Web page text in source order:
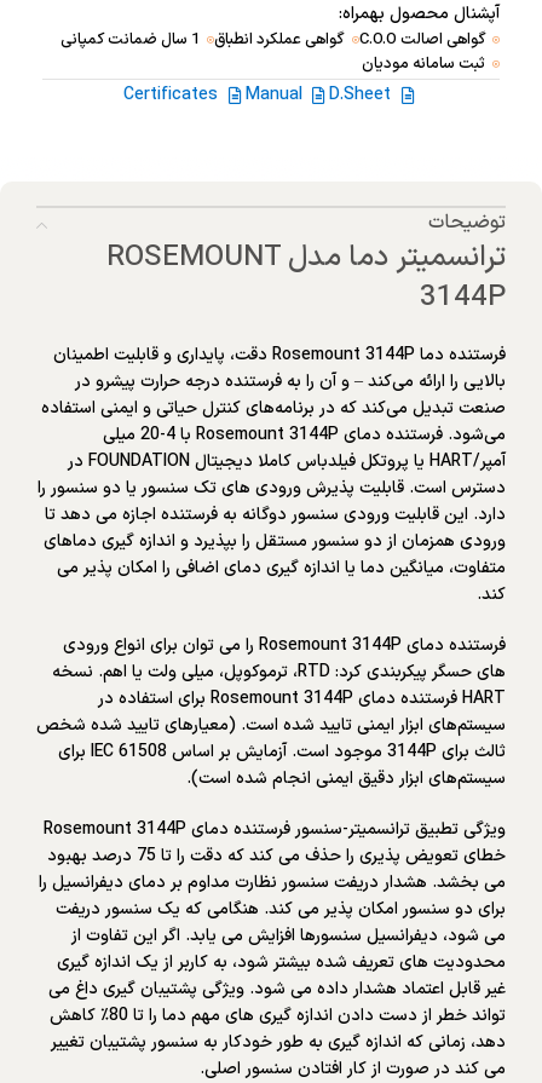
آپشنال محصول بهمراه:
گواهی اصالت C.O.O گواهی عملکرد انطباق
1 سال ضمانت کمپانی
ثبت سامانه مودیان
D.Sheet
Manual
Certificates
توضیحات
ترانسمیتر دما مدل ROSEMOUNT
3144P
فرستنده دما Rosemount 3144P دقت، پایداری و قابلیت اطمینان
بالایی را ارائه می‌کند – و آن را به فرستنده درجه حرارت پیشرو در
صنعت تبدیل می‌کند که در برنامه‌های کنترل حیاتی و ایمنی استفاده
می‌شود. فرستنده دمای Rosemount 3144P با 4-20 میلی
آمپر/HART یا پروتکل فیلدباس کاملا دیجیتال FOUNDATION در
دسترس است. قابلیت پذیرش ورودی های تک سنسور یا دو سنسور را
دارد. این قابلیت ورودی سنسور دوگانه به فرستنده اجازه می دهد تا
ورودی همزمان از دو سنسور مستقل را بپذیرد و اندازه گیری دماهای
متفاوت، میانگین دما یا اندازه گیری دمای اضافی را امکان پذیر می
کند.
فرستنده دمای Rosemount 3144P را می توان برای انواع ورودی
های حسگر پیکربندی کرد: RTD، ترموکوپل، میلی ولت یا اهم. نسخه
HART فرستنده دمای Rosemount 3144P برای استفاده در
سیستم‌های ابزار ایمنی تایید شده است. (معیارهای تایید شده شخص
ثالث برای 3144P موجود است. آزمایش بر اساس IEC 61508 برای
سیستم‌های ابزار دقیق ایمنی انجام شده است).
ویژگی تطبیق ترانسمیتر-سنسور فرستنده دمای Rosemount 3144P
خطای تعویض پذیری را حذف می کند که دقت را تا 75 درصد بهبود
می بخشد. هشدار دریفت سنسور نظارت مداوم بر دمای دیفرانسیل را
برای دو سنسور امکان پذیر می کند. هنگامی که یک سنسور دریفت
می شود، دیفرانسیل سنسورها افزایش می یابد. اگر این تفاوت از
محدودیت های تعریف شده بیشتر شود، به کاربر از یک اندازه گیری
غیر قابل اعتماد هشدار داده می شود. ویژگی پشتیبان گیری داغ می
تواند خطر از دست دادن اندازه گیری های مهم دما را تا 80٪ کاهش
دهد، زمانی که اندازه گیری به طور خودکار به سنسور پشتیبان تغییر
می کند در صورت از کار افتادن سنسور اصلی.